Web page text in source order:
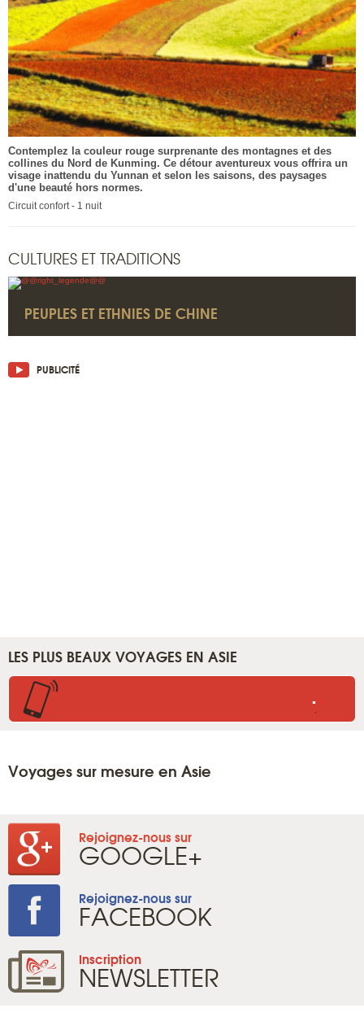
Contemplez la couleur rouge surprenante des montagnes et des
collines du Nord de Kunming. Ce détour aventureux vous offrira un
visage inattendu du Yunnan et selon les saisons, des paysages
d'une beauté hors normes.
Circuit confort - 1 nuit
CULTURES ET TRADITIONS
PEUPLES ET ETHNIES DE CHINE
PUBLICITÉ
LES PLUS BEAUX VOYAGES EN ASIE
..
Voyages sur mesure en Asie
Rejoignez-nous sur
GOOGLE+
Rejoignez-nous sur
FACEBOOK
Inscription
NEWSLETTER